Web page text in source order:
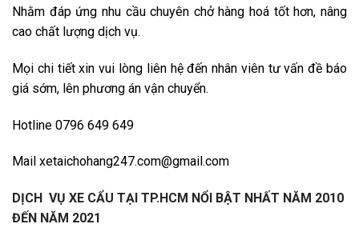
Nhằm đáp ứng nhu cầu chuyên chở hàng hoá tốt hơn, nâng
cao chất lượng dịch vụ.
Mọi chi tiết xin vui lòng liên hệ đến nhân viên tư vấn đề báo
giá sớm, lên phương án vận chuyển.
Hotline 0796 649 649
Mail xetaichohang247.com@gmail.com
DỊCH VỤ XE CẨU TẠI TP.HCM NỔI BẬT NHẤT NĂM 2010
ĐẾN NĂM 2021